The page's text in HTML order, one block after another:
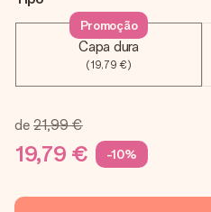
Capa dura
(19,79 €)
Promoção
de 21,99 €
19,79 € -10%